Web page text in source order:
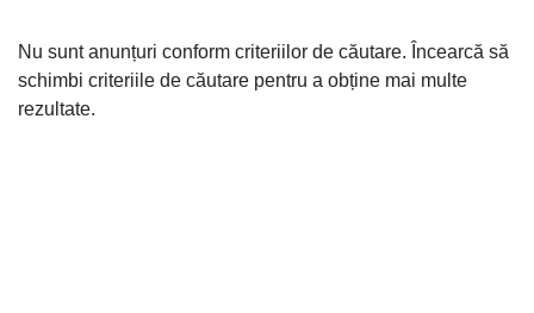
Nu sunt anunțuri conform criteriilor de căutare. Încearcă să
schimbi criteriile de căutare pentru a obține mai multe
rezultate.